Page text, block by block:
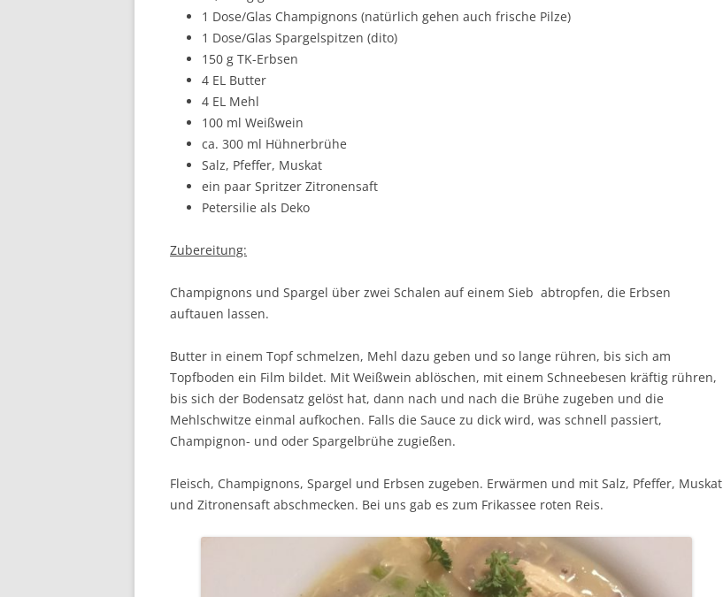
1 Dose/Glas Champignons (natürlich gehen auch frische Pilze)
1 Dose/Glas Spargelspitzen (dito)
150 g TK-Erbsen
4 EL Butter
4 EL Mehl
100 ml Weißwein
ca. 300 ml Hühnerbrühe
Salz, Pfeffer, Muskat
ein paar Spritzer Zitronensaft
Petersilie als Deko
Zubereitung:
Champignons und Spargel über zwei Schalen auf einem Sieb abtropfen, die Erbsen
auftauen lassen.
Butter in einem Topf schmelzen, Mehl dazu geben und so lange rühren, bis sich am
Topfboden ein Film bildet. Mit Weißwein ablöschen, mit einem Schneebesen kräftig rühren,
bis sich der Bodensatz gelöst hat, dann nach und nach die Brühe zugeben und die
Mehlschwitze einmal aufkochen. Falls die Sauce zu dick wird, was schnell passiert,
Champignon- und oder Spargelbrühe zugießen.
Fleisch, Champignons, Spargel und Erbsen zugeben. Erwärmen und mit Salz, Pfeffer, Muskat
und Zitronensaft abschmecken. Bei uns gab es zum Frikassee roten Reis.